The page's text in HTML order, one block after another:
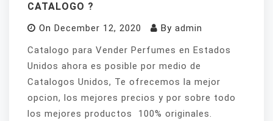
CATALOGO ?
On December 12, 2020 By admin
Catalogo para Vender Perfumes en Estados
Unidos ahora es posible por medio de
Catalogos Unidos, Te ofrecemos la mejor
opcion, los mejores precios y por sobre todo
los mejores productos 100% originales.